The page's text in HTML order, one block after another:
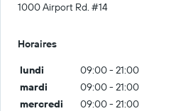
1000 Airport Rd. #14
Horaires
lundi
09:00 - 21:00
mardi
09:00 - 21:00
mercredi
09:00 - 21:00